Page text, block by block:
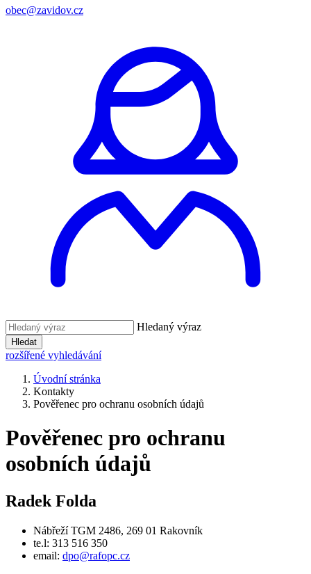
obec@zavidov.cz
Hledaný výraz
Hledat
rozšířené vyhledávání
Úvodní stránka
Kontakty
Pověřenec pro ochranu osobních údajů
Pověřenec pro ochranu
osobních údajů
Radek Folda
Nábřeží TGM 2486, 269 01 Rakovník
te.l: 313 516 350
email: dpo@rafopc.cz